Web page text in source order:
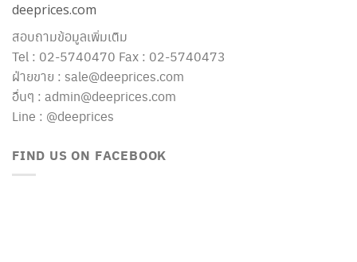
deeprices.com
สอบถามข้อมูลเพิ่มเติม
Tel : 02-5740470 Fax : 02-5740473
ฝ่ายขาย : sale@deeprices.com
อื่นๆ : admin@deeprices.com
Line : @deeprices
FIND US ON FACEBOOK